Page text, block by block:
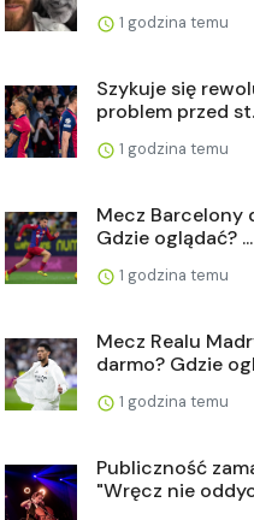
1 godzina temu
Szykuje się
problem przed
1 godzina temu
Mecz Barcelony
Gdzie oglądać? ...
1 godzina temu
Mecz Realu
darmo? Gdzie
1 godzina temu
Publiczność
"Wręcz nie